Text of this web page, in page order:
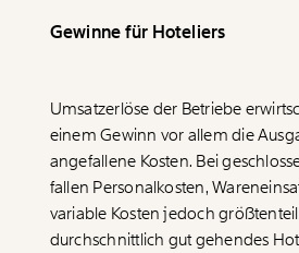
Gewinne für Hoteliers
Umsatzerlöse der Betriebe
einem Gewinn vor allem die
angefallene Kosten. Bei
fallen Personalkosten,
variable Kosten jedoch
durchschnittlich gut gehendes